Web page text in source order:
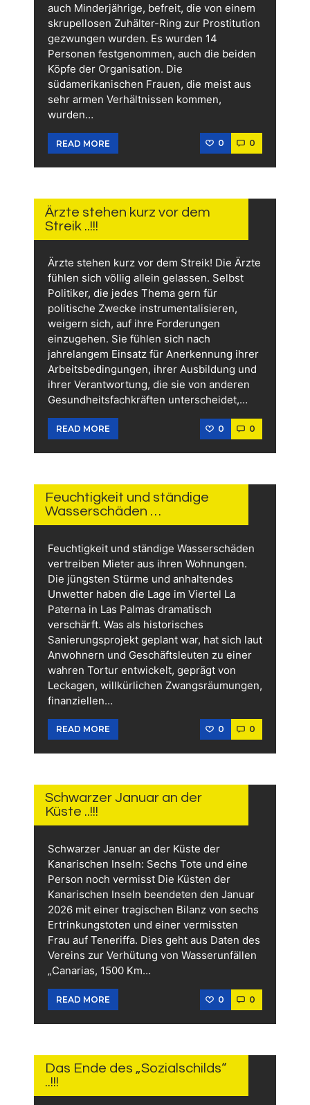
auch Minderjährige, befreit, die von einem
skrupellosen Zuhälter-Ring zur Prostitution
gezwungen wurden. Es wurden 14
Personen festgenommen, auch die beiden
Köpfe der Organisation. Die
südamerikanischen Frauen, die meist aus
sehr armen Verhältnissen kommen,
wurden…
READ MORE 0 0
2026
Ärzte stehen kurz vor dem
Streik ..!!!
Ärzte stehen kurz vor dem Streik! Die Ärzte
fühlen sich völlig allein gelassen. Selbst
Politiker, die jedes Thema gern für
politische Zwecke instrumentalisieren,
weigern sich, auf ihre Forderungen
einzugehen. Sie fühlen sich nach
jahrelangem Einsatz für Anerkennung ihrer
Arbeitsbedingungen, ihrer Ausbildung und
ihrer Verantwortung, die sie von anderen
Gesundheitsfachkräften unterscheidet,…
READ MORE 0 0
Feuchtigkeit und ständige
Wasserschäden …
Feuchtigkeit und ständige Wasserschäden
vertreiben Mieter aus ihren Wohnungen.
Die jüngsten Stürme und anhaltendes
Unwetter haben die Lage im Viertel La
Paterna in Las Palmas dramatisch
verschärft. Was als historisches
Sanierungsprojekt geplant war, hat sich laut
Anwohnern und Geschäftsleuten zu einer
wahren Tortur entwickelt, geprägt von
Leckagen, willkürlichen Zwangsräumungen,
finanziellen…
READ MORE 0 0
2026
Schwarzer Januar an der
Küste ..!!!
Schwarzer Januar an der Küste der
Kanarischen Inseln: Sechs Tote und eine
Person noch vermisst Die Küsten der
Kanarischen Inseln beendeten den Januar
2026 mit einer tragischen Bilanz von sechs
Ertrinkungstoten und einer vermissten
Frau auf Teneriffa. Dies geht aus Daten des
Vereins zur Verhütung von Wasserunfällen
„Canarias, 1500 Km…
READ MORE 0 0
Das Ende des „Sozialschilds“
..!!!